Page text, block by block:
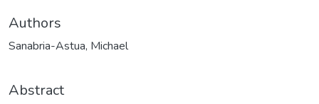
Authors
Sanabria-Astua, Michael
Abstract